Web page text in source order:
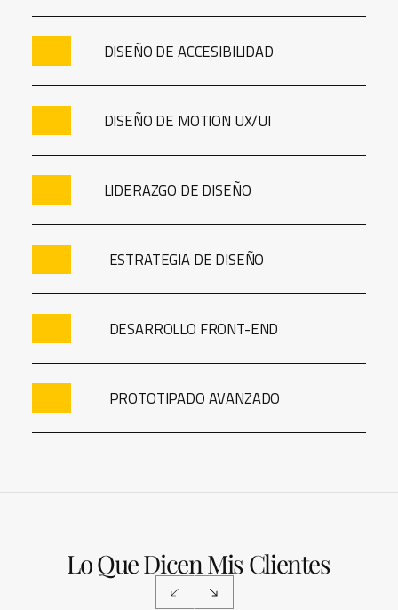
DISEÑO DE ACCESIBILIDAD
DISEÑO DE MOTION UX/UI
LIDERAZGO DE DISEÑO
ESTRATEGIA DE DISEÑO
DESARROLLO FRONT-END
PROTOTIPADO AVANZADO
Lo Que Dicen Mis Clientes